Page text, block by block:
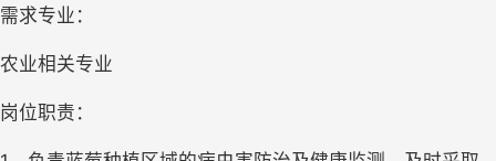
需求专业：
农业相关专业
岗位职责：